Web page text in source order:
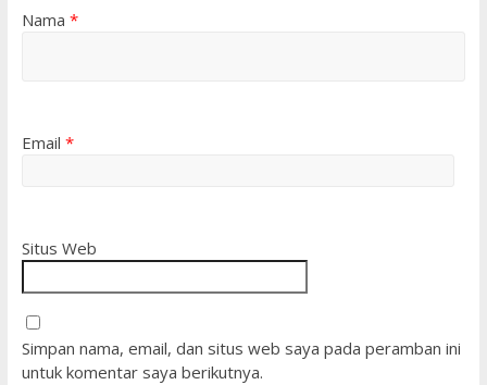
Nama *
Email *
Situs Web
Simpan nama, email, dan situs web saya pada peramban ini
untuk komentar saya berikutnya.